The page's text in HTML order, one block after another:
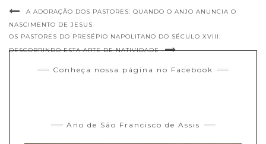
A ADORAÇÃO DOS PASTORES: QUANDO O ANJO ANUNCIA O
NASCIMENTO DE JESUS
OS PASTORES DO PRESÉPIO NAPOLITANO DO SÉCULO XVIII:
DESCOBRINDO ESTA ARTE DE NATIVIDADE
Conheça nossa página no Facebook
Ano de São Francisco de Assis